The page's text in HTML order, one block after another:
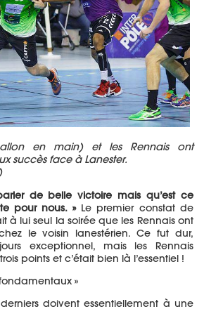
en main) et les Rennais ont
succès face à Lanester.
de belle victoire mais qu’est ce
pour nous. » Le premier constat de
à lui seul la soirée que les Rennais ont
le voisin lanestérien. Ce fut dur,
exceptionnel, mais les Rennais
points et c’était bien là l’essentiel !
»
doivent essentiellement à une